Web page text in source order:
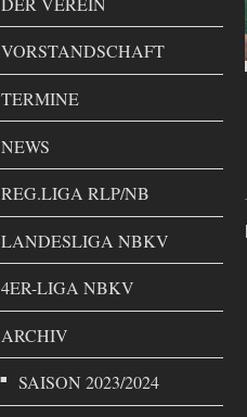
VORSTANDSCHAFT
TERMINE
NEWS
REG.LIGA RLP/NB
LANDESLIGA NBKV
4ER-LIGA NBKV
ARCHIV
SAISON 2023/2024